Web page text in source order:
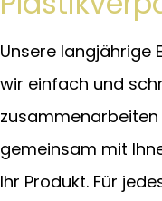
Unsere langjährige
wir einfach und
zusammenarbeiten
gemeinsam mit
Ihr Produkt. Für